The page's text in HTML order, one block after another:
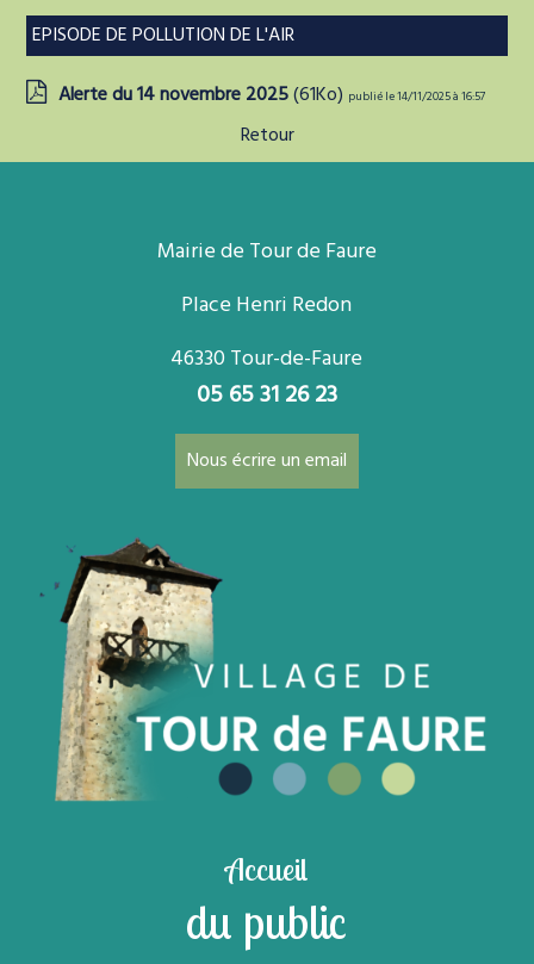
EPISODE DE POLLUTION DE L'AIR
Alerte du 14 novembre 2025(61Ko) publié le 14/11/2025 à 16:57
Retour
Mairie de Tour de Faure
Place Henri Redon
46330 Tour-de-Faure
05 65 31 26 23
Nous écrire un email
Accueil
du public